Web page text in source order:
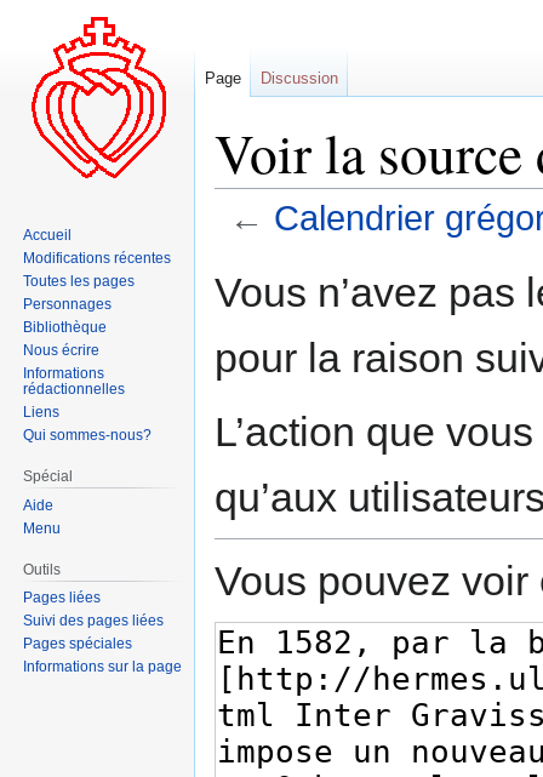
Voir la source
← Calendrier
à
navigation
à
recherche
Vous n’avez pas
pour la raison
L’action que
qu’aux
Vous pouvez
Page Discussion
Accueil
Modifications récentes
Toutes les pages
Personnages
Bibliothèque
Nous écrire
Informations
rédactionnelles
Liens
Qui sommes-nous?
Spécial
Aide
Menu
Outils
Pages liées
Suivi des pages liées
Pages spéciales
Informations sur la page